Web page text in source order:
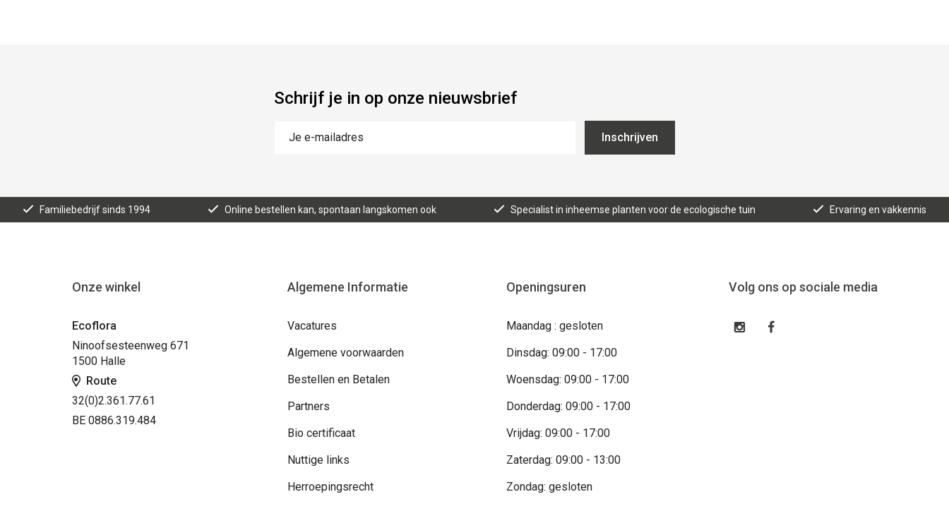
Schrijf je in op onze nieuwsbrief
Inschrijven
Familiebedrijf sinds 1994 Online bestellen kan, spontaan langskomen ook Specialist in inheemse planten voor de ecologische tuin Ervaring en vakkennis
Onze winkel
Ecoflora
Ninoofsesteenweg 671
1500 Halle
Route
32(0)2.361.77.61
BE 0886.319.484
Algemene Informatie
Vacatures
Algemene voorwaarden
Bestellen en Betalen
Partners
Bio certificaat
Nuttige links
Herroepingsrecht
Openingsuren
Maandag : gesloten
Dinsdag: 09:00 - 17:00
Woensdag: 09:00 - 17:00
Donderdag: 09:00 - 17:00
Vrijdag: 09:00 - 17:00
Zaterdag: 09:00 - 13:00
Zondag: gesloten
Volg ons op sociale media